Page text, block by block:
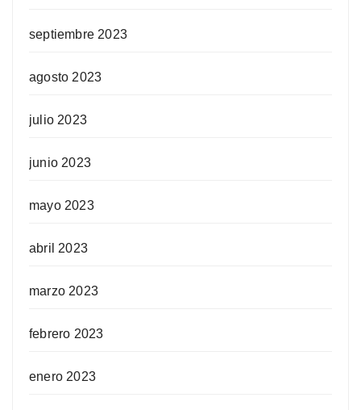
septiembre 2023
agosto 2023
julio 2023
junio 2023
mayo 2023
abril 2023
marzo 2023
febrero 2023
enero 2023